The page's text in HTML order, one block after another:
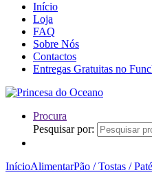
Início
Loja
FAQ
Sobre Nós
Contactos
Entregas Gratuitas no
Procura
Pesquisar por:
InícioAlimentarPão / Tostas /